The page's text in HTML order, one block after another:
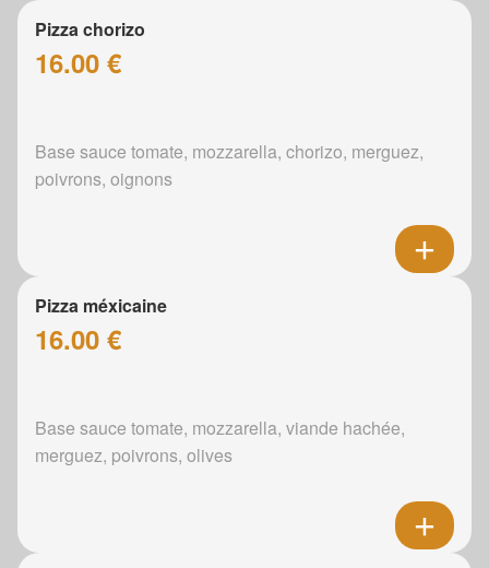
Pizza chorizo
16.00 €
Base sauce tomate, mozzarella, chorizo, merguez,
poivrons, oignons
Pizza méxicaine
16.00 €
Base sauce tomate, mozzarella, viande hachée,
merguez, poivrons, olives